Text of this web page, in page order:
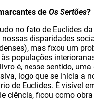
de Os Sertões?
no fato de Euclides da
disparidades
mas fixou um
populações
é, nesse sentido,
logo que se inicia a
de Euclides. É visível
ciência, ficou como